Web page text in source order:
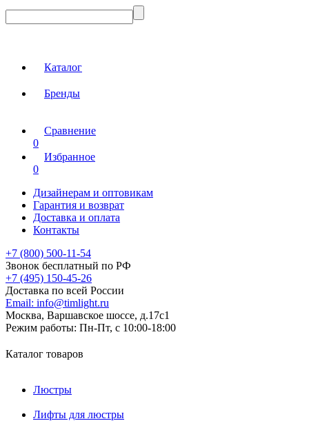
Каталог
Бренды
Сравнение
0
Избранное
0
Дизайнерам и оптовикам
Гарантия и возврат
Доставка и оплата
Контакты
+7 (800) 500-11-54
Звонок бесплатный по РФ
+7 (495) 150-45-26
Доставка по всей России
Email: info@timlight.ru
Москва, Варшавское шоссе, д.17c1
Режим работы: Пн-Пт, с 10:00-18:00
Каталог товаров
Люстры
Лифты для люстры